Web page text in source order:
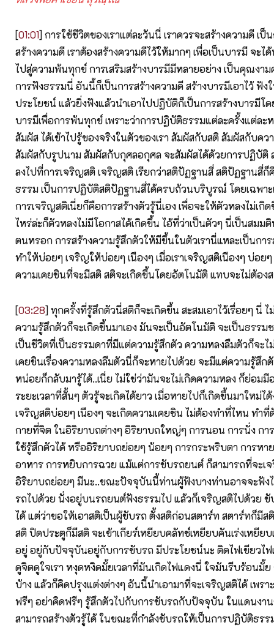
[01:01] การใช้ชีวิตของเราแต่ละวันนี่ เราควรจะสร้างความดี เป็
สร้างความดี เราต้องสร้างความดีไว้ให้มากๆ เพื่อเป็นบารมี จะไ
ไปสู่ความพ้นทุกข์ การเสริมสร้างบารมีมีหลายอย่าง เป็นคุณงา
การฟังธรรมนี่ อันนี้ก็เป็นการสร้างความดี สร้างบารมีเอาไว้ ฟัง
ประโยชน์ แล้วยิ่งฟังแล้วนำเอาไปปฏิบัติก็เป็นการสร้างบารมีโด
บารมีเพื่อการพ้นทุกข์ เพราะว่าการปฏิบัติธรรมแต่ละครั้งแต่ละ
สัมผัส ได้เข้าไปรู้ของจริงในตัวของเรา สัมผัสกับสติ สัมผัสกับค
สัมผัสกับรูปนาม สัมผัสกับกุศลอกุศล จะสัมผัสได้ด้วยการปฏิบัติ
ลงไปที่การเจริญสติ เจริญสติ เรียกว่าสติปัฏฐานสี่ สติปัฏฐานสี่ก็
ธรรม เป็นการปฏิบัติสติปัฏฐานสี่ได้ครบถ้วนบริบูรณ์ โดยเฉพาะ
การเจริญสติเนี่ยก็คือการสร้างตัวรู้นี่เอง เพื่อจะให้ตัวหลงไม่เกิ
ไหร่ล่ะก็ตัวหลงไม่มีโอกาสได้เกิดขึ้น ไอ้ที่ว่าเป็นตัวๆ นี่เป็นสมม
ตนหรอก การสร้างความรู้สึกตัวให้มีขึ้นในตัวเรานี่แหละเป็นกา
ทำให้บ่อยๆ เจริญให้บ่อยๆ เนืองๆ เมื่อเราเจริญสติเนืองๆ บ่อย
ความเคยชินที่จะมีสติ สติจะเกิดขึ้นโดยอัตโนมัติ แทบจะไม่ต้องส
[03:28] ทุกครั้งที่รู้สึกตัวนี่สติก็จะเกิดขึ้น สะสมเอาไว้เรื่อยๆ นี่ ไ
ความรู้สึกตัวก็จะเกิดขึ้นมาเอง มันจะเป็นอัตโนมัติ จะเป็นธรรม
เป็นชีวิตที่เป็นธรรมดาที่มีแต่ความรู้สึกตัว ความหลงลืมตัวก็จะไ
เคยชินเรื่องความหลงลืมตัวนี่ก็จะหายไปด้วย จะมีแต่ความรู้สึก
หน่อยก็กลับมารู้ได้..เนี่ย ไม่ใช่ว่ามันจะไม่เกิดความหลง ก็ย่อมมี
ระยะเวลาที่สั้นๆ ตัวรู้จะเกิดได้ยาว เมื่อหายไปก็เกิดขึ้นมาใหม่ไ
เจริญสติบ่อยๆ เนืองๆ จะเกิดความเคยชิน ไม่ต้องทำที่ไหน ทำที่
กายที่จิต ในอิริยาบถต่างๆ อิริยาบถใหญ่ๆ การนอน การนั่ง กา
ใช้รู้สึกตัวได้ หรืออิริยาบถย่อยๆ น้อยๆ การกระพริบตา การหา
อาหาร การหยิบการฉวย แม้แต่การขับรถยนต์ ก็สามารถที่จะเ
อิริยาบถย่อยๆ มีนะ..ขณะปัจจุบันนี้ท่านผู้ฟังบางท่านอาจจะฟัง
รถไปด้วย นั่งอยู่บนรถยนต์ฟังธรรมไป แล้วก็เจริญสติไปด้วย
ได้ แต่ว่าขอให้เอาสติเป็นผู้ขับรถ ตั้งสติก่อนสตาร์ท สตาร์ทก็มี
สติ ปิดประตูก็มีสติ จะเข้าเกียร์เหยียบคลัทช์เหยียบคันเร่งเหยีย
อยู่ อยู่กับปัจจุบันอยู่กับการขับรถ มีประโยชน์นะ ติดไฟเขียวไฟ
ดูจิตดูใจเรา หงุดหงิดมั้ยเวลาที่มันเกิดไฟแดงนี่ ใจมันรีบร้อนมั้
บ้าง แล้วก็คิดปรุงแต่งต่างๆ อันนี้นำเอามาที่จะเจริญสติได้ เพร
ฟรีๆ อย่าคิดฟรีๆ รู้สึกตัวไปกับการขับรถกับปัจจุบัน ในแดนงาน
สามารถสร้างตัวรู้ได้ ในขณะที่กำลังขับรถให้เป็นการปฏิบัติธรร